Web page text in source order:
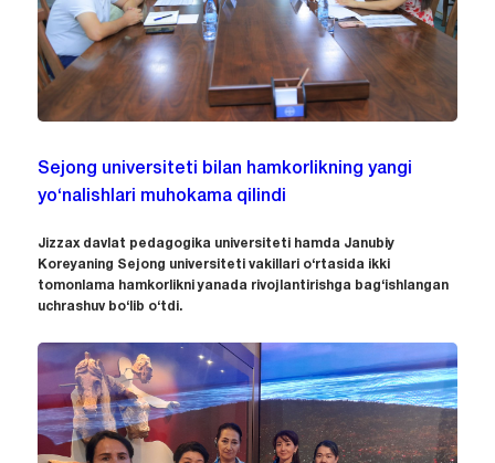
Sejong universiteti bilan hamkorlikning yangi
yo‘nalishlari muhokama qilindi
Jizzax davlat pedagogika universiteti hamda Janubiy
Koreyaning Sejong universiteti vakillari o‘rtasida ikki
tomonlama hamkorlikni yanada rivojlantirishga bag‘ishlangan
uchrashuv bo‘lib o‘tdi.